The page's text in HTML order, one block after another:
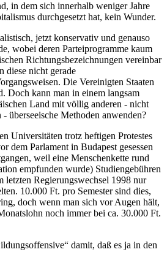
in dem sich innerhalb weniger Jahre
durchgesetzt hat, kein Wunder.
jetzt konservativ und genauso
wobei deren Parteiprogramme kaum
Richtungsbezeichnungen vereinbar
diese nicht gerade
Die Vereinigten Staaten
Doch kann man in einem langsam
Land mit völlig anderen - nicht
überseeische Methoden anwenden?
Universitäten trotz heftigen Protestes
dem Parlament in Budapest gesessen
weil eine Menschenkette rund
empfunden wurde) Studiengebühren
letzten Regierungswechsel 1998 nur
10.000 Ft. pro Semester sind dies,
doch wenn man sich vor Augen hält,
noch immer bei ca. 30.000 Ft.
damit, daß es ja in den